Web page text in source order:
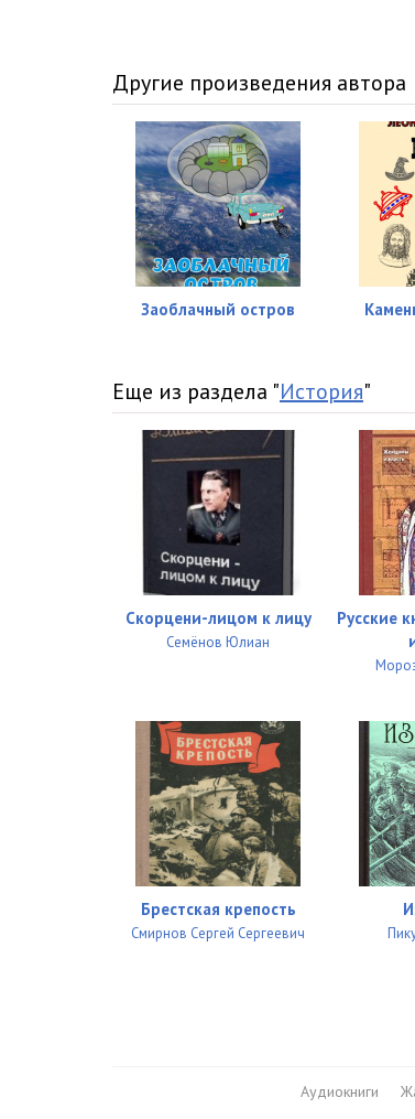
Другие произведения автора
Заоблачный остров
Еще из раздела "История"
Скорцени-лицом к лицу
Семёнов Юлиан
Русские
Брестская крепость
Смирнов Сергей Сергеевич
Аудиокниги